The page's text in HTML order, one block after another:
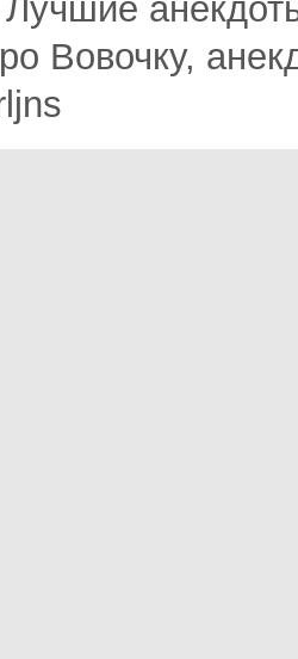
Вовочку,